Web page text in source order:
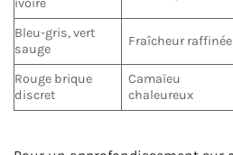
ivoire
Bleu-gris, vert
sauge
Fraîcheur raffinée
Rouge brique
discret
Camaïeu
chaleureux